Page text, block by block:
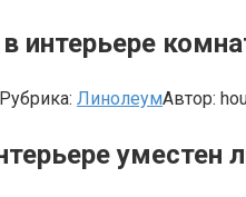
интерьере
Рубрика: ЛинолеумАвтор:
уместен